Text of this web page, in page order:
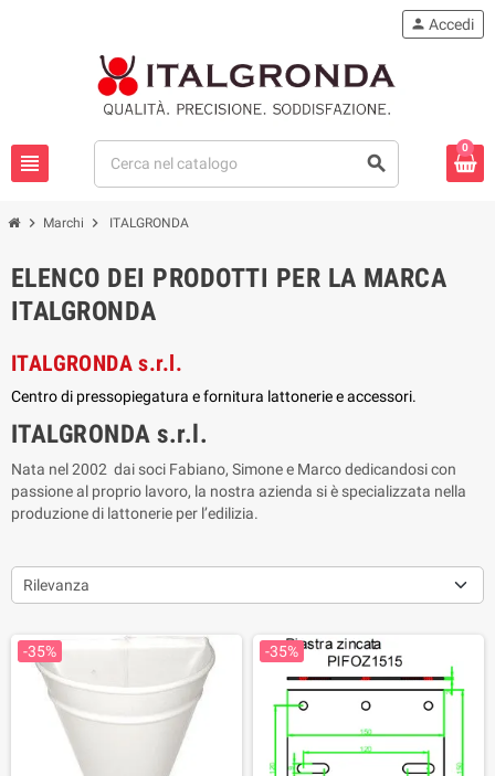
view_headline search
person Accedi
0
chevron_right Marchi chevron_right ITALGRONDA
ELENCO DEI PRODOTTI PER LA MARCA
ITALGRONDA
ITALGRONDA s.r.l.
Centro di pressopiegatura e fornitura lattonerie e accessori.
ITALGRONDA s.r.l.
Nata nel 2002 dai soci Fabiano, Simone e Marco dedicandosi con
passione al proprio lavoro, la nostra azienda si è specializzata nella
produzione di lattonerie per l’edilizia.
Rilevanza
-35% -35%